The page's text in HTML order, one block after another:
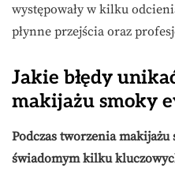
występowały w kilku
płynne przejścia oraz
Jakie błędy
makijażu smoky
Podczas tworzenia makijażu
świadomym kilku